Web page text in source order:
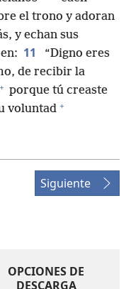
el trono y adoran
y echan sus
11
“Digno eres
de recibir la
+ porque tú creaste
voluntad +
Siguiente
OPCIONES DE
DESCARGA